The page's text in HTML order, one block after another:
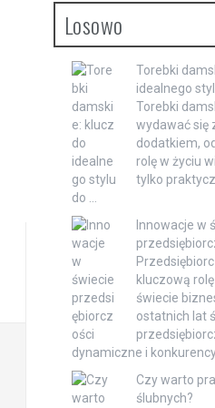
Losowo
Torebki
idealnego
Torebki
wydawać się
dodatkiem,
rolę w życiu
tylko
do …
Innowacje w
kluczową
świecie
ostatnich lat
dynamiczne i
Czy warto
ślubnych?